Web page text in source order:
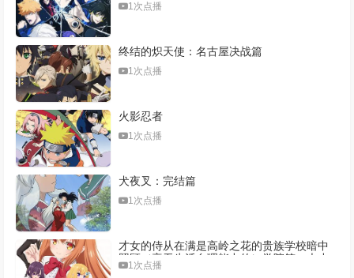
1次点播
终结的炽天使：名古屋决战篇
1次点播
火影忍者
1次点播
犬夜叉：完结篇
1次点播
才女的侍从在满是高岭之花的贵族学校暗中
照顾（毫无生活自理能力的）学院第一大小
姐1次点播